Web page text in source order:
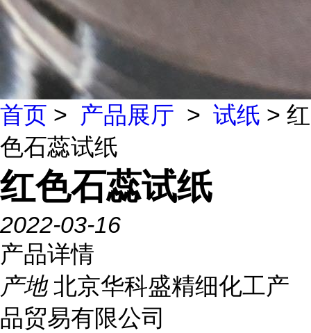
首页 > 产品展厅 > 试纸 > 红
色石蕊试纸
红色石蕊试纸
2022-03-16
产品详情
产地 北京华科盛精细化工产
品贸易有限公司